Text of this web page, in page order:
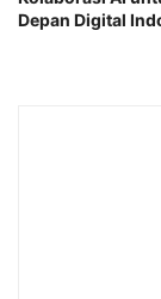
Depan Digital